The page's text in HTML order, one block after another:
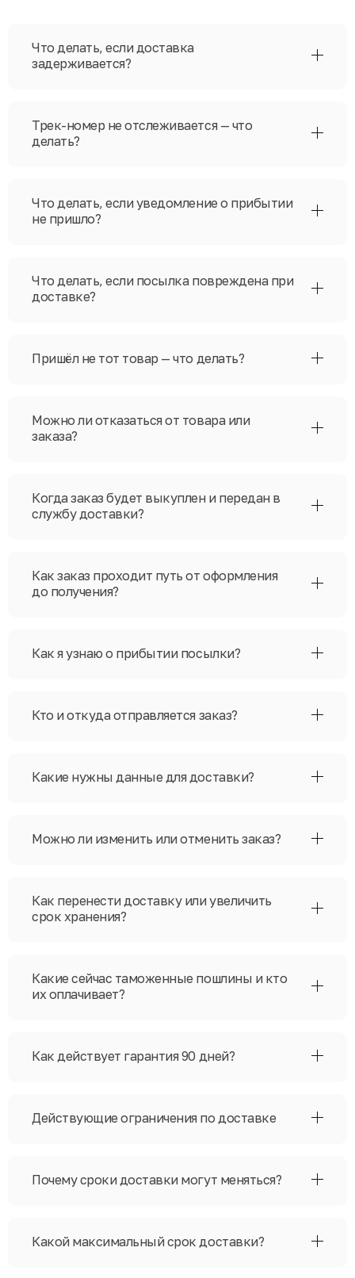
Что делать, если доставка
задерживается?
Трек-номер не отслеживается — что
делать?
Что делать, если уведомление о прибытии
не пришло?
Что делать, если посылка повреждена при
доставке?
Пришёл не тот товар — что делать?
Можно ли отказаться от товара или
заказа?
Когда заказ будет выкуплен и передан в
службу доставки?
Как заказ проходит путь от оформления
до получения?
Как я узнаю о прибытии посылки?
Кто и откуда отправляется заказ?
Какие нужны данные для доставки?
Можно ли изменить или отменить заказ?
Как перенести доставку или увеличить
срок хранения?
Какие сейчас таможенные пошлины и кто
их оплачивает?
Как действует гарантия 90 дней?
Действующие ограничения по доставке
Почему сроки доставки могут меняться?
Какой максимальный срок доставки?